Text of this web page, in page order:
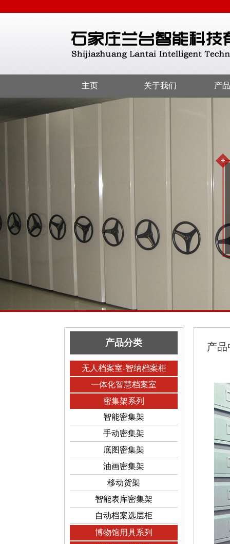
主页 关于我们 产
产品分类
无人档案室-智纳档案柜
一体化智慧档案室
密集架系列
智能密集架
手动密集架
底图密集架
油画密集架
移动货架
智能表库密集架
自动档案选层柜
博物馆用具系列
产品